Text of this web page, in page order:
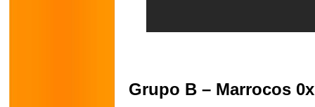
Grupo B – Marrocos